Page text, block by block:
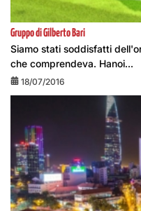
Gruppo di Gilberto Bari
Siamo stati soddisfatti
che comprendeva. Hanoi...
18/07/2016